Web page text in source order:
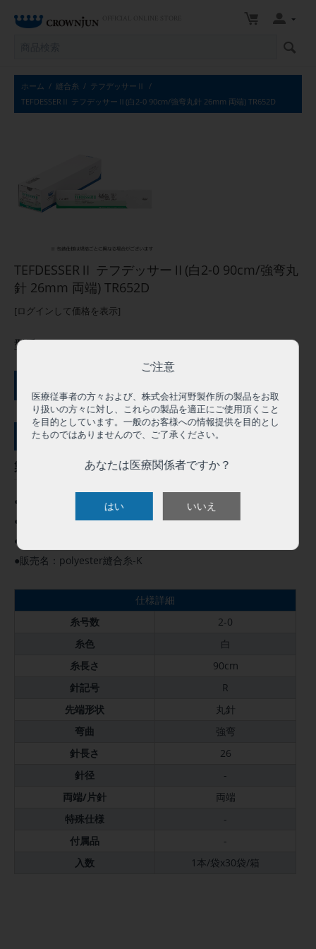
ホーム / 縫合糸 / テフデッサーⅡ /
TEFDESSERⅡ テフデッサーⅡ(白2-0 90cm/強弯丸針 26mm 両端) TR652D
TEFDESSERⅡ テフデッサーⅡ(白2-0 90cm/強弯丸
針 26mm 両端) TR652D
[ログインして価格を表示]
型番: TR652D
製品概要
●この製品は人体用として承認を得ています。
●高度管理医療機器 クラスⅢ
●医療機器承認番号：16100BZZ00938000
●販売名：polyester縫合糸-K
仕様詳細
糸号数
2-0
糸色
白
糸長さ
90cm
針記号
R
先端形状
丸針
弯曲
強弯
針長さ
26
針径
-
両端/片針
両端
特殊仕様
-
付属品
-
入数
1本/袋x30袋/箱
サンプル依頼（０円）
ご注意
医療従事者の方々および、株式会社河野製作所の製品をお取
り扱いの方々に対し、これらの製品を適正にご使用頂くこと
を目的としています。一般のお客様への情報提供を目的とし
たものではありませんので、ご了承ください。
あなたは医療関係者ですか？
はい いいえ